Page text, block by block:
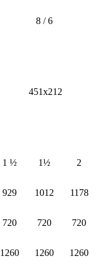
8 / 6
451х212
1 ½ 1½ 2
929 1012 1178
720 720 720
1260 1260 1260